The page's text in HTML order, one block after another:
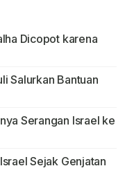
Dicopot karena
Salurkan Bantuan
Serangan Israel ke
Sejak Genjatan